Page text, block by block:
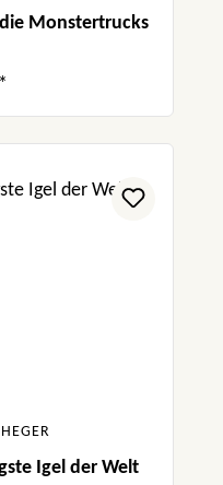
Monstertrucks
Igel der Welt